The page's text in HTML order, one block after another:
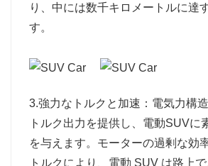
り、中には数千キロメートルに達
す。
3.強力なトルクと加速：電気力構
トルク出力を提供し、電動SUVに
を与えます。モーターの過剰な効
トルクにより、電動 SUV は路上